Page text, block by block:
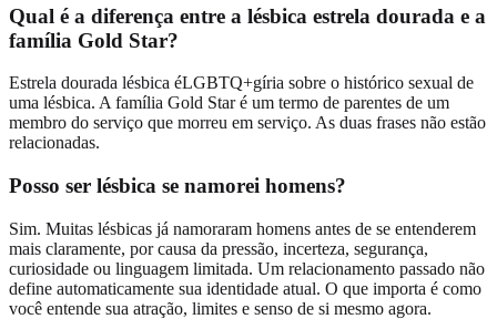
Qual é a diferença entre a lésbica estrela dourada e a
família Gold Star?
Estrela dourada lésbica éLGBTQ+gíria sobre o histórico sexual de
uma lésbica. A família Gold Star é um termo de parentes de um
membro do serviço que morreu em serviço. As duas frases não estão
relacionadas.
Posso ser lésbica se namorei homens?
Sim. Muitas lésbicas já namoraram homens antes de se entenderem
mais claramente, por causa da pressão, incerteza, segurança,
curiosidade ou linguagem limitada. Um relacionamento passado não
define automaticamente sua identidade atual. O que importa é como
você entende sua atração, limites e senso de si mesmo agora.